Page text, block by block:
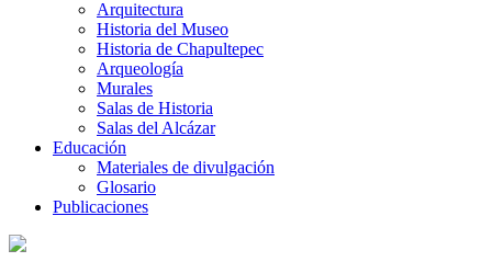
Arquitectura
Historia del Museo
Historia de Chapultepec
Arqueología
Murales
Salas de Historia
Salas del Alcázar
Educación
Materiales de divulgación
Glosario
Publicaciones